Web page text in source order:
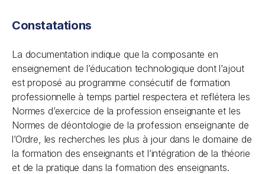
Constatations
La documentation indique que la composante en
enseignement de l’éducation technologique dont l’ajout
est proposé au programme consécutif de formation
professionnelle à temps partiel respectera et reflétera les
Normes d’exercice de la profession enseignante et les
Normes de déontologie de la profession enseignante de
l’Ordre, les recherches les plus à jour dans le domaine de
la formation des enseignants et l’intégration de la théorie
et de la pratique dans la formation des enseignants.